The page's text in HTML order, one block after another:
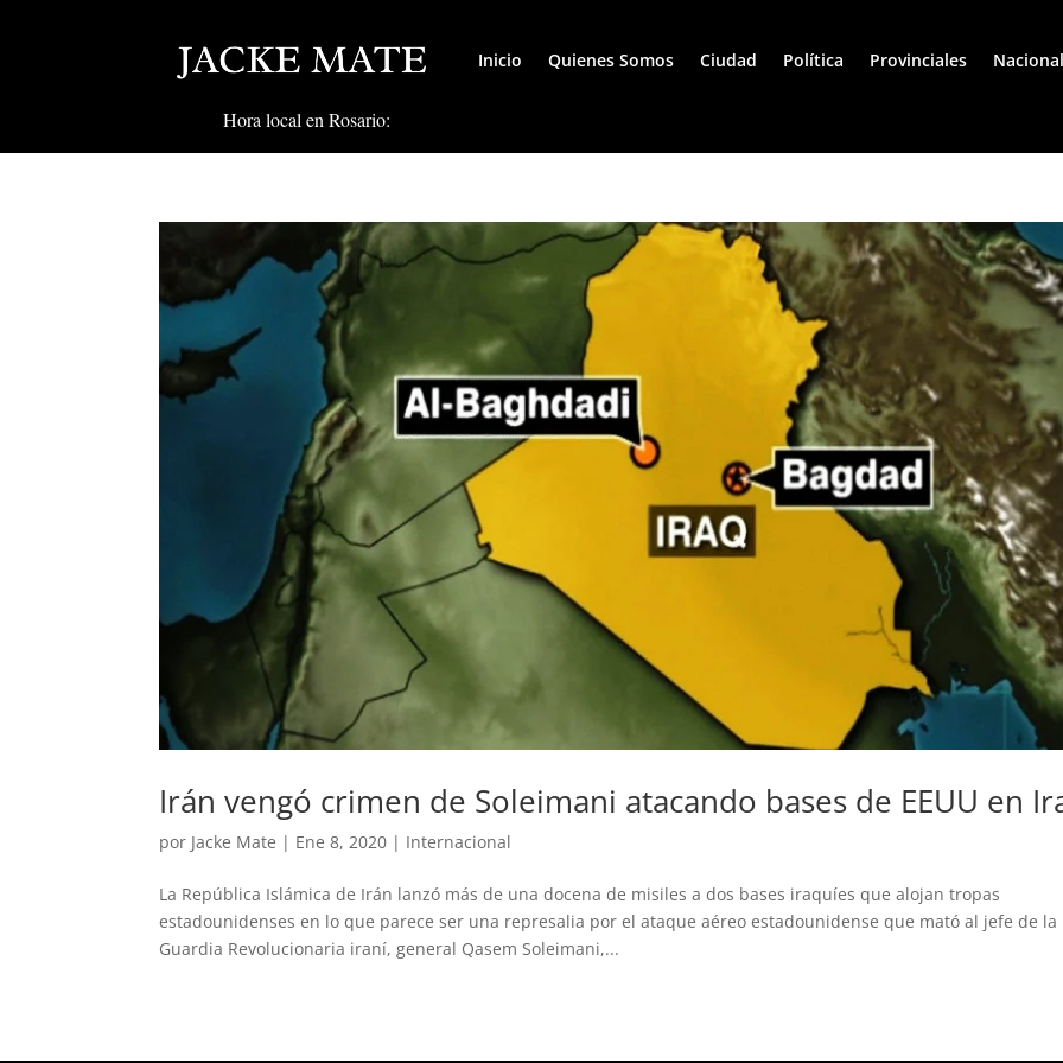
Inicio Quienes Somos Ciudad Política Provinciales
Hora local en Rosario:
Irán vengó crimen de Soleimani atacando bases de EEUU en
por Jacke Mate | Ene 8, 2020 | Internacional
La República Islámica de Irán lanzó más de una docena de misiles a dos bases iraquíes que alojan tropas
estadounidenses en lo que parece ser una represalia por el ataque aéreo estadounidense que mató al jefe de la
Guardia Revolucionaria iraní, general Qasem Soleimani,...